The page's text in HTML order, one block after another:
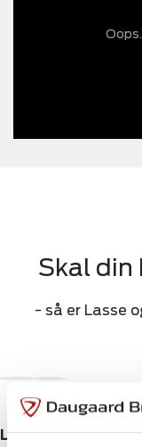
Skal din
- så er Lasse
LasseJann